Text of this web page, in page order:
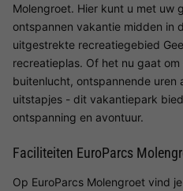
Molengroet. Hier kunt u met uw
ontspannen vakantie midden in
uitgestrekte recreatiegebied
recreatieplas. Of het nu gaat
buitenlucht, ontspannende uren
uitstapjes - dit vakantiepark
ontspanning en avontuur.
Faciliteiten EuroParcs
Op EuroParcs Molengroet vind